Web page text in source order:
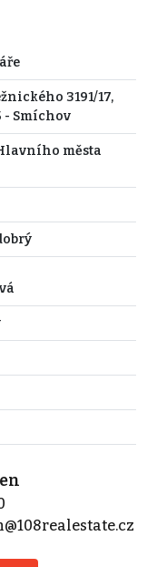
3191/17,
- Smíchov
města